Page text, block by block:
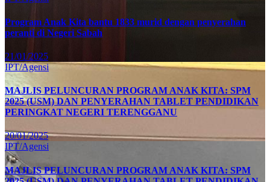
Program Anak Kita bantu 1833 murid dengan penyerahan
peranti di Negeri Sabah
21/01/2025
IPT/Agensi
MAJLIS PELUNCURAN PROGRAM ANAK KITA: SPM
2025 (USM) DAN PENYERAHAN TABLET PENDIDIKAN
PERINGKAT NEGERI TERENGGANU
20/01/2025
IPT/Agensi
MAJLIS PELUNCURAN PROGRAM ANAK KITA: SPM